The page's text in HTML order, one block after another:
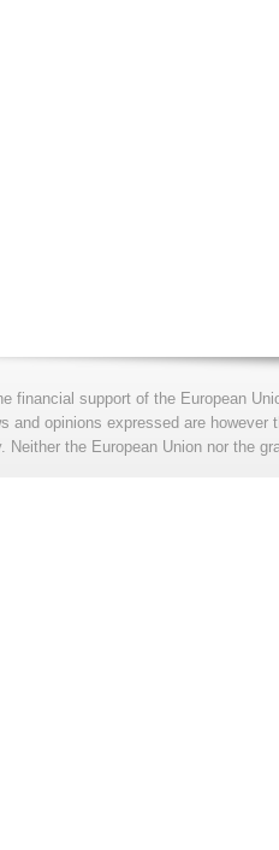
financial support of the European
and opinions expressed are
Neither the European Union nor the